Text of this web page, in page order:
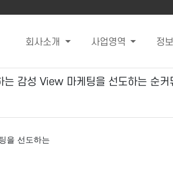
회사소개 사업영역 정
는 감성 View 마케팅을 선도하는 순
을 선도하는